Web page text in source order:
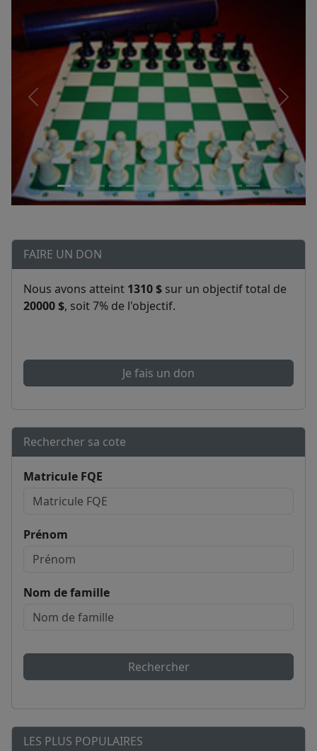
FAIRE UN DON
Nous avons atteint 1310 $ sur un objectif total de
20000 $, soit 7% de l'objectif.
Je fais un don
Rechercher sa cote
Matricule FQE
Prénom
Nom de famille
Rechercher
LES PLUS POPULAIRES